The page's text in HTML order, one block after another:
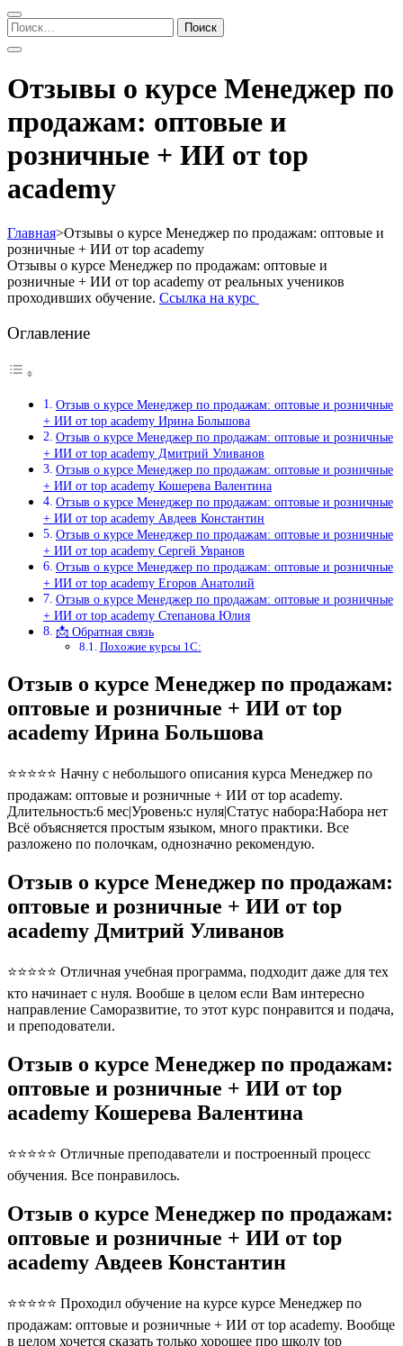
Найти:
Отзывы о курсе Менеджер по
продажам: оптовые и
розничные + ИИ от top
academy
Главная>Отзывы о курсе Менеджер по продажам: оптовые и
розничные + ИИ от top academy
Отзывы о курсе Менеджер по продажам: оптовые и
розничные + ИИ от top academy от реальных учеников
проходивших обучение. Ссылка на курс
Оглавление
Отзыв о курсе Менеджер по продажам: оптовые и розничные
+ ИИ от top academy Ирина Большова
Отзыв о курсе Менеджер по продажам: оптовые и розничные
+ ИИ от top academy Дмитрий Уливанов
Отзыв о курсе Менеджер по продажам: оптовые и розничные
+ ИИ от top academy Кошерева Валентина
Отзыв о курсе Менеджер по продажам: оптовые и розничные
+ ИИ от top academy Авдеев Константин
Отзыв о курсе Менеджер по продажам: оптовые и розничные
+ ИИ от top academy Сергей Увранов
Отзыв о курсе Менеджер по продажам: оптовые и розничные
+ ИИ от top academy Егоров Анатолий
Отзыв о курсе Менеджер по продажам: оптовые и розничные
+ ИИ от top academy Степанова Юлия
📩 Обратная связь
Похожие курсы 1С:
Отзыв о курсе Менеджер по продажам:
оптовые и розничные + ИИ от top
academy Ирина Большова
⭐⭐⭐⭐⭐ Начну с небольшого описания курса Менеджер по
продажам: оптовые и розничные + ИИ от top academy.
Длительность:6 мес|Уровень:с нуля|Статус набора:Набора нет
Всё объясняется простым языком, много практики. Все
разложено по полочкам, однозначно рекомендую.
Отзыв о курсе Менеджер по продажам:
оптовые и розничные + ИИ от top
academy Дмитрий Уливанов
⭐⭐⭐⭐⭐ Отличная учебная программа, подходит даже для тех
кто начинает с нуля. Вообше в целом если Вам интересно
направление Саморазвитие, то этот курс понравится и подача,
и преподователи.
Отзыв о курсе Менеджер по продажам:
оптовые и розничные + ИИ от top
academy Кошерева Валентина
⭐⭐⭐⭐⭐ Отличные преподаватели и построенный процесс
обучения. Все понравилось.
Отзыв о курсе Менеджер по продажам:
оптовые и розничные + ИИ от top
academy Авдеев Константин
⭐⭐⭐⭐⭐ Проходил обучение на курсе курсе Менеджер по
продажам: оптовые и розничные + ИИ от top academy. Вообще
в целом хочется сказать только хорошее про школу top